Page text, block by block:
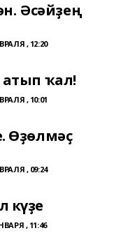
Әсәйҙең
, 12:20
ҡал!
, 10:01
Өҙөлмәҫ
, 09:24
күҙе
, 11:46